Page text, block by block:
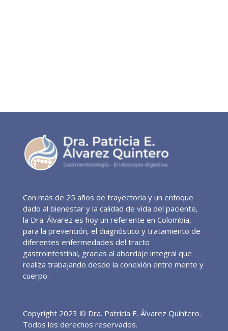
Con más de 25 años de trayectoria y un enfoque
dado al bienestar y la calidad de vida del paciente,
la Dra. Álvarez es hoy un referente en Colombia,
para la prevención, el diagnóstico y tratamiento de
diferentes enfermedades del tracto
gastrointestinal, gracias al abordaje integral que
realiza trabajando desde la conexión entre mente y
cuerpo.
Copyright 2023 © Dra. Patricia E. Álvarez Quintero.
Todos los derechos reservados.